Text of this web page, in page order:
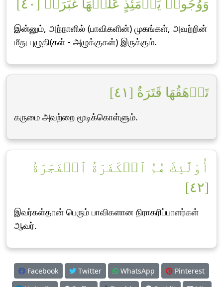
وَوُجُوهٞ يَوۡمَئِذٍ عَلَيۡهَا غَبَرَةٞ [٤٠]
இன்னும், அந்நாளில் (பாவிகளின்) முகங்கள், அவற்றின்
மீது புழுதி(கள் - அழுக்குகள்) இருக்கும்.
تَرۡهَقُهَا قَتَرَةٌ [٤١]
கருமை அவற்றை மூடிக்கொள்ளும்.
أُوْلَٰٓئِكَ هُمُ ٱلۡكَفَرَةُ ٱلۡفَجَرَةُ
[٤٢]
இவர்கள்தான் பெரும் பாவிகளான நிராகரிப்பாளர்கள்
ஆவர்.
Facebook Twitter WhatsApp
Pinterest